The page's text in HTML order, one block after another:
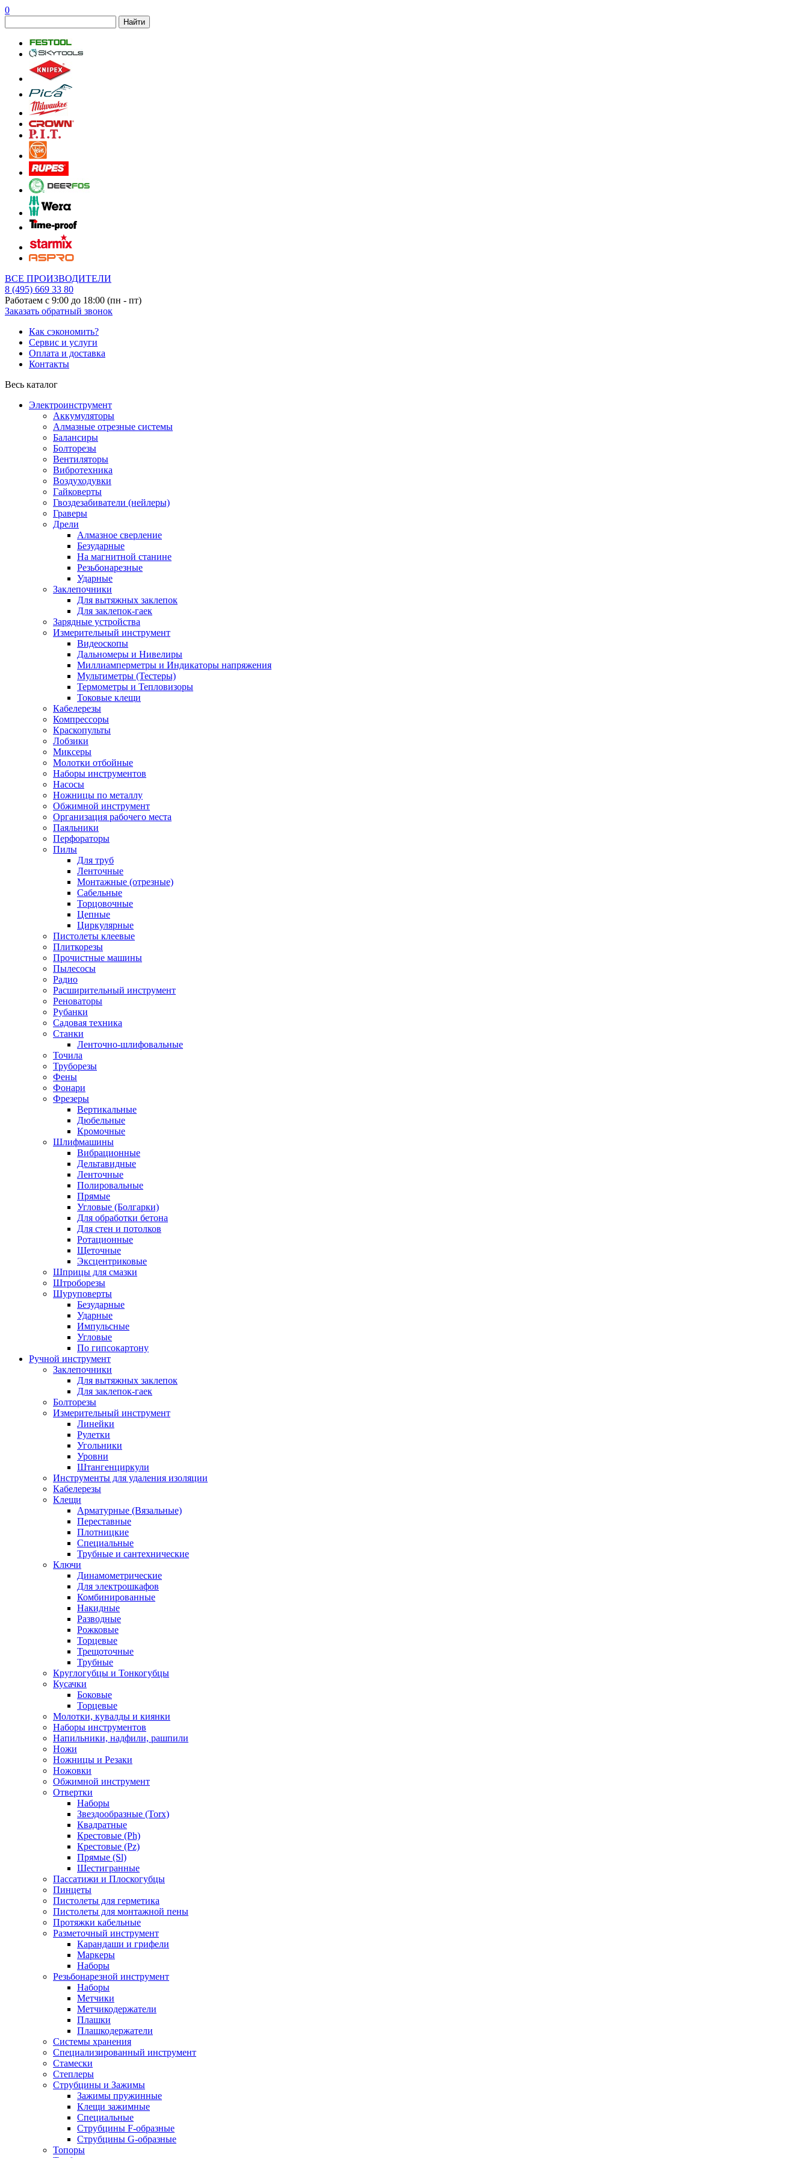
0
Найти
ВСЕ ПРОИЗВОДИТЕЛИ
8 (495) 669 33 80
Работаем с 9:00 до 18:00 (пн - пт)
Заказать обратный звонок
Как сэкономить?
Сервис и услуги
Оплата и доставка
Контакты
Весь каталог
Электроинструмент
Аккумуляторы
Алмазные отрезные системы
Балансиры
Болторезы
Вентиляторы
Вибротехника
Воздуходувки
Гайковерты
Гвоздезабиватели (нейлеры)
Граверы
Дрели
Алмазное сверление
Безударные
На магнитной станине
Резьбонарезные
Ударные
Заклепочники
Для вытяжных заклепок
Для заклепок-гаек
Зарядные устройства
Измерительный инструмент
Видеоскопы
Дальномеры и Нивелиры
Миллиамперметры и Индикаторы напряжения
Мультиметры (Тестеры)
Термометры и Тепловизоры
Токовые клещи
Кабелерезы
Компрессоры
Краскопульты
Лобзики
Миксеры
Молотки отбойные
Наборы инструментов
Насосы
Ножницы по металлу
Обжимной инструмент
Организация рабочего места
Паяльники
Перфораторы
Пилы
Для труб
Ленточные
Монтажные (отрезные)
Сабельные
Торцовочные
Цепные
Циркулярные
Пистолеты клеевые
Плиткорезы
Прочистные машины
Пылесосы
Радио
Расширительный инструмент
Реноваторы
Рубанки
Садовая техника
Станки
Ленточно-шлифовальные
Точила
Труборезы
Фены
Фонари
Фрезеры
Вертикальные
Дюбельные
Кромочные
Шлифмашины
Вибрационные
Дельтавидные
Ленточные
Полировальные
Прямые
Угловые (Болгарки)
Для обработки бетона
Для стен и потолков
Ротационные
Щеточные
Эксцентриковые
Шприцы для смазки
Штроборезы
Шуруповерты
Безударные
Ударные
Импульсные
Угловые
По гипсокартону
Ручной инструмент
Заклепочники
Для вытяжных заклепок
Для заклепок-гаек
Болторезы
Измерительный инструмент
Линейки
Рулетки
Угольники
Уровни
Штангенциркули
Инструменты для удаления изоляции
Кабелерезы
Клещи
Арматурные (Вязальные)
Переставные
Плотницкие
Специальные
Трубные и сантехнические
Ключи
Динамометрические
Для электрошкафов
Комбинированные
Накидные
Разводные
Рожковые
Торцевые
Трещоточные
Трубные
Круглогубцы и Тонкогубцы
Кусачки
Боковые
Торцевые
Молотки, кувалды и киянки
Наборы инструментов
Напильники, надфили, рашпили
Ножи
Ножницы и Резаки
Ножовки
Обжимной инструмент
Отвертки
Наборы
Звездообразные (Torx)
Квадратные
Крестовые (Ph)
Крестовые (Pz)
Прямые (Sl)
Шестигранные
Пассатижи и Плоскогубцы
Пинцеты
Пистолеты для герметика
Пистолеты для монтажной пены
Протяжки кабельные
Разметочный инструмент
Карандаши и грифели
Маркеры
Наборы
Резьбонарезной инструмент
Наборы
Метчики
Метчикодержатели
Плашки
Плашкодержатели
Системы хранения
Специализированный инструмент
Стамески
Степлеры
Струбцины и Зажимы
Зажимы пружинные
Клещи зажимные
Специальные
Струбцины F-образные
Струбцины G-образные
Топоры